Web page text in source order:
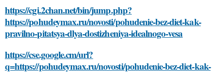
https://cgi.2chan.net/bin/jump.php?
https://pohudeymax.ru/novosti/pohudenie-bez-diet-kak-
pravilno-pitatsya-dlya-dostizheniya-idealnogo-vesa
https://cse.google.cm/url?
q=https://pohudeymax.ru/novosti/pohudenie-bez-diet-kak-